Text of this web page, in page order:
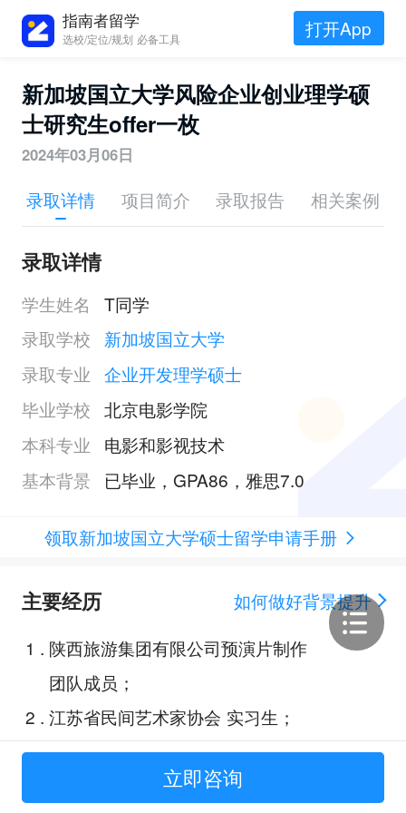
指南者留学
选校/定位/规划 必备工具 打开App
新加坡国立大学风险企业创业理学硕
士研究生offer一枚
2024年03月06日
录取详情 项目简介 录取报告 相关案例
录取详情
学生姓名
T同学
录取学校
新加坡国立大学
录取专业 企业开发理学硕士
毕业学校 北京电影学院
本科专业
电影和影视技术
基本背景
已毕业，GPA86，雅思7.0
领取新加坡国立大学硕士留学申请手册
主要经历
如何做好背景提升
1 . 陕西旅游集团有限公司预演片制作
团队成员；
2 . 江苏省民间艺术家协会 实习生；
3.南京侠影文化传媒有限责任公司
传媒广告业务负责人；
立即咨询